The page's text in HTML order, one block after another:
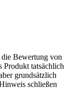
Bewertung von
Produkt tatsächlich
grundsätzlich
schließen